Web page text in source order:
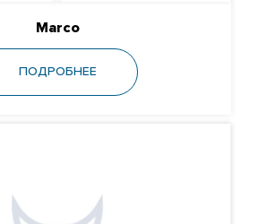
И
Marco
ПОДРОБНЕЕ